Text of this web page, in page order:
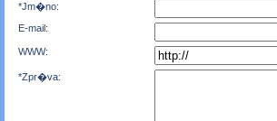
*Jm�no:
E-mail:
WWW:
*Zpr�va: